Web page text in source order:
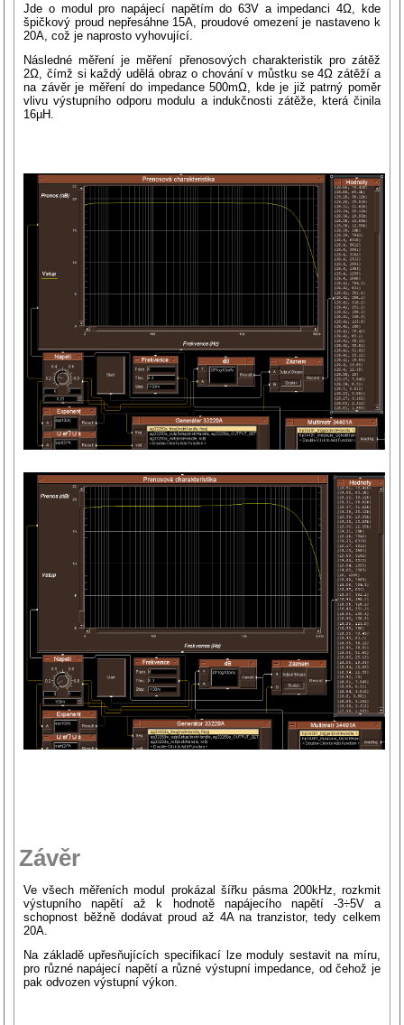
Jde o modul pro napájecí napětím do 63V a impedanci 4Ω, kde
špičkový proud nepřesáhne 15A, proudové omezení je nastaveno k
20A, což je naprosto vyhovující.
Následné měření je měření přenosových charakteristik pro zátěž
2Ω, čímž si každý udělá obraz o chování v můstku se 4Ω zátěží a
na závěr je měření do impedance 500mΩ, kde je již patrný poměr
vlivu výstupního odporu modulu a indukčnosti zátěže, která činila
16µH.
Závěr
Ve všech měřeních modul prokázal šířku pásma 200kHz, rozkmit
výstupního napětí až k hodnotě napájecího napětí -3÷5V a
schopnost běžně dodávat proud až 4A na tranzistor, tedy celkem
20A.
Na základě upřesňujících specifikací lze moduly sestavit na míru,
pro různé napájecí napětí a různé výstupní impedance, od čehož je
pak odvozen výstupní výkon.